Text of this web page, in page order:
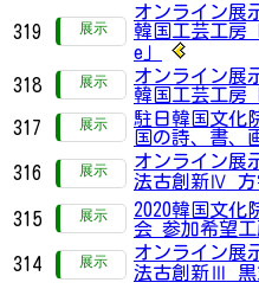
319
オンライン展
韓国工芸工房
e」
318
オンライン展
韓国工芸工房
317
駐日韓国文化
国の詩、書、
316
オンライン展
法古創新Ⅳ 方
315
2020韓国文化
会 参加希望
314
オンライン展
法古創新Ⅲ 黒